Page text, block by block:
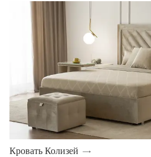
Кровать Колизей